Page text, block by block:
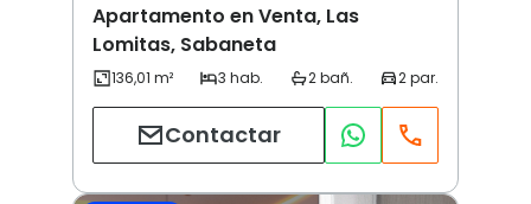
Apartamento en Venta, Las
Lomitas, Sabaneta
Contactar